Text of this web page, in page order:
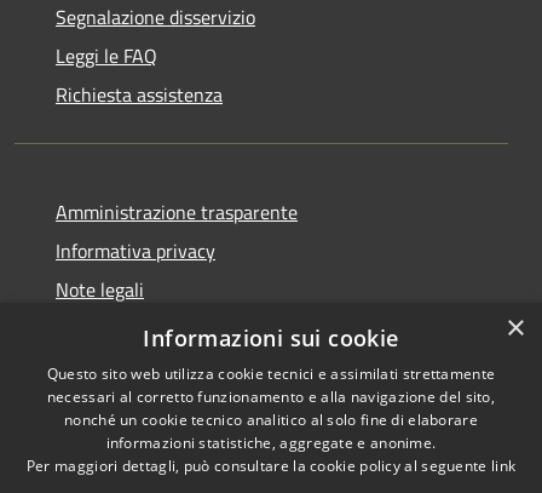
Segnalazione disservizio
Leggi le FAQ
Richiesta assistenza
Amministrazione trasparente
Informativa privacy
Note legali
Dichiarazione di accessibilità
Accessibilità
Copyright © 2026 • Comune di
Valbondione • Powered by
×
Informazioni sui cookie
Questo sito web utilizza cookie tecnici e assimilati strettamente
necessari al corretto funzionamento e alla navigazione del sito,
nonché un cookie tecnico analitico al solo fine di elaborare
informazioni statistiche, aggregate e anonime.
Per maggiori dettagli, può consultare la cookie policy al seguente link